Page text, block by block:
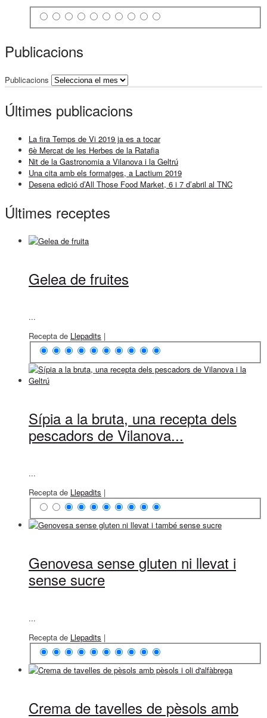
Publicacions
Publicacions
Últimes publicacions
La fira Temps de Vi 2019 ja es a tocar
6è Mercat de les Herbes de la Ratafia
Nit de la Gastronomia a Vilanova i la Geltrú
Una cita amb els formatges, a Lactium 2019
Desena edició d’All Those Food Market, 6 i 7 d’abril al TNC
Últimes receptes
Gelea de fruites
...
Recepta de Llepadits |
Sípia a la bruta, una recepta dels
pescadors de Vilanova...
...
Recepta de Llepadits |
Genovesa sense gluten ni llevat i
sense sucre
...
Recepta de Llepadits |
Crema de tavelles de pèsols amb